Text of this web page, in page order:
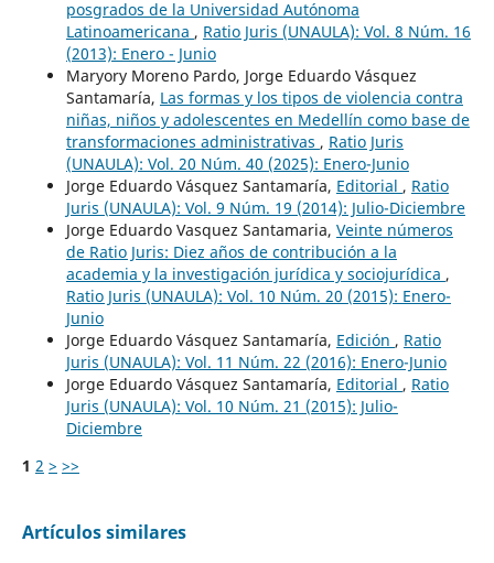
posgrados de la Universidad Autónoma
Latinoamericana , Ratio Juris (UNAULA): Vol. 8 Núm. 16
(2013): Enero - Junio
Maryory Moreno Pardo, Jorge Eduardo Vásquez
Santamaría, Las formas y los tipos de violencia contra
niñas, niños y adolescentes en Medellín como base de
transformaciones administrativas , Ratio Juris
(UNAULA): Vol. 20 Núm. 40 (2025): Enero-Junio
Jorge Eduardo Vásquez Santamaría, Editorial , Ratio
Juris (UNAULA): Vol. 9 Núm. 19 (2014): Julio-Diciembre
Jorge Eduardo Vasquez Santamaria, Veinte números
de Ratio Juris: Diez años de contribución a la
academia y la investigación jurídica y sociojurídica ,
Ratio Juris (UNAULA): Vol. 10 Núm. 20 (2015): Enero-
Junio
Jorge Eduardo Vásquez Santamaría, Edición , Ratio
Juris (UNAULA): Vol. 11 Núm. 22 (2016): Enero-Junio
Jorge Eduardo Vásquez Santamaría, Editorial , Ratio
Juris (UNAULA): Vol. 10 Núm. 21 (2015): Julio-
Diciembre
1 2 > >>
Artículos similares